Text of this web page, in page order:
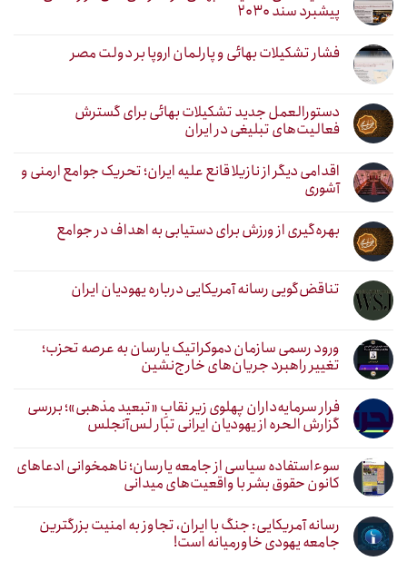
پیشبرد سند ۲۰۳۰
فشار تشکیلات بهائی و پارلمان اروپا بر دولت مصر
دستورالعمل جدید تشکیلات بهائی برای گسترش
فعالیت‌های تبلیغی در ایران
اقدامی دیگر از نازیلا قانع علیه ایران؛ تحریک جوامع ارمنی و
آشوری
بهره‌گیری از ورزش برای دستیابی به اهداف در جوامع
تناقض‌گویی رسانه آمریکایی درباره یهودیان ایران
ورود رسمی سازمان دموکراتیک یارسان به عرصه تحزب؛
تغییر راهبرد جریان‌های خارج‌نشین
فرار سرمایه‌داران پهلوی زیر نقابِ «تبعید مذهبی»؛ بررسی
گزارش الحره از یهودیان ایرانی تبار لس‌آنجلس
سوءاستفاده سیاسی از جامعه یارسان؛ ناهمخوانی ادعاهای
کانون حقوق بشر با واقعیت‌های میدانی
رسانه آمریکایی: جنگ با ایران، تجاوز به امنیت بزرگترین
جامعه یهودی خاورمیانه است!